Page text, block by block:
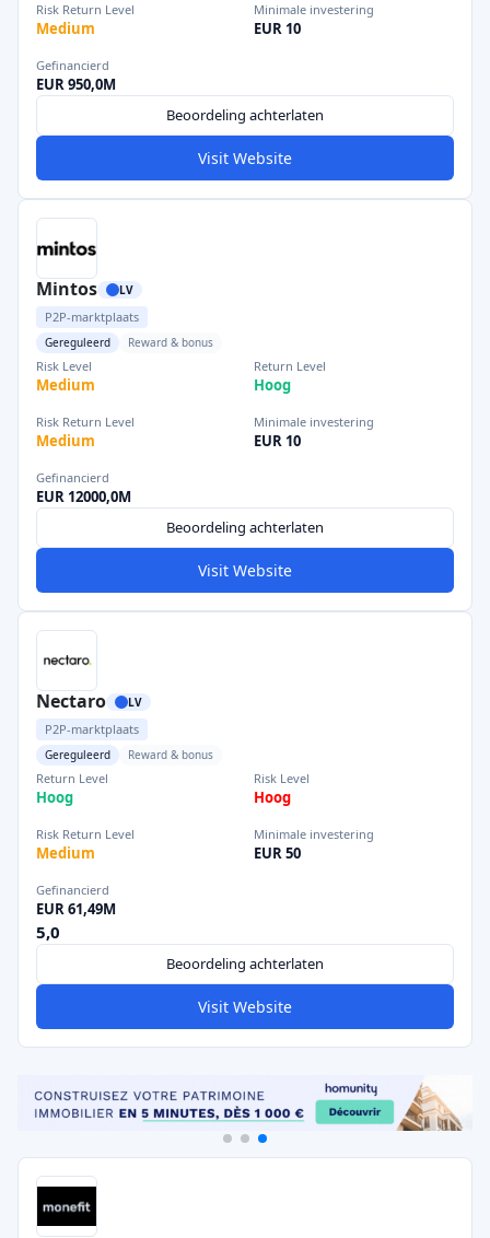
Risk Return Level
Medium
Minimale investering
EUR 10
Gefinancierd
EUR 950,0M
Beoordeling achterlaten
Visit Website
Mintos LV
P2P-marktplaats
Gereguleerd Reward & bonus
Risk Level
Medium
Return Level
Hoog
Risk Return Level
Medium
Minimale investering
EUR 10
Gefinancierd
EUR 12000,0M
Beoordeling achterlaten
Visit Website
Nectaro LV
P2P-marktplaats
Gereguleerd Reward & bonus
Return Level
Hoog
Risk Level
Hoog
Risk Return Level
Medium
Minimale investering
EUR 50
Gefinancierd
EUR 61,49M
5,0
Beoordeling achterlaten
Visit Website